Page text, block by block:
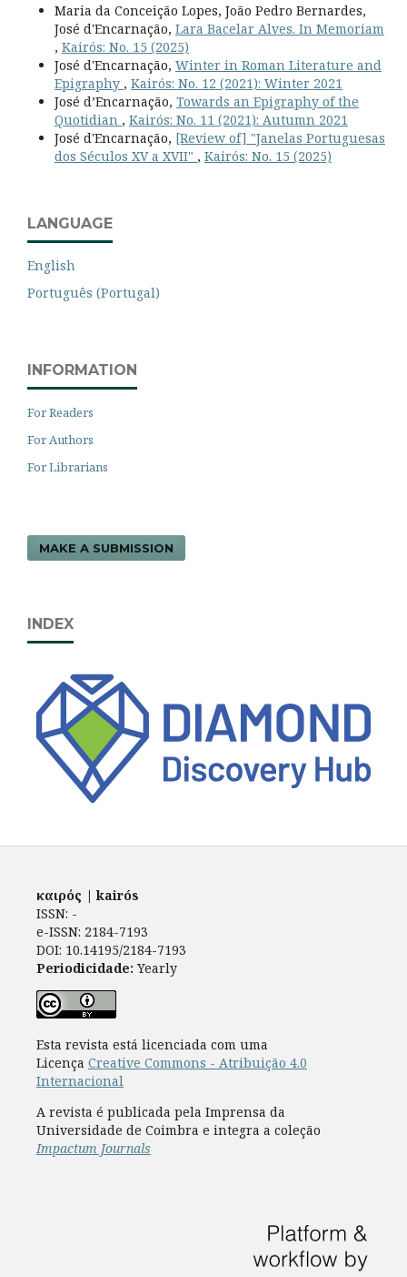
Maria da Conceição Lopes, João Pedro Bernardes,
José d'Encarnação, Lara Bacelar Alves. In Memoriam
, Kairós: No. 15 (2025)
José d'Encarnação, Winter in Roman Literature and
Epigraphy , Kairós: No. 12 (2021): Winter 2021
José d’Encarnação, Towards an Epigraphy of the
Quotidian , Kairós: No. 11 (2021): Autumn 2021
José d'Encarnação, [Review of] "Janelas Portuguesas
dos Séculos XV a XVII" , Kairós: No. 15 (2025)
LANGUAGE
English
Português (Portugal)
INFORMATION
For Readers
For Authors
For Librarians
MAKE A SUBMISSION
INDEX
καιρός | kairós
ISSN: -
e-ISSN: 2184-7193
DOI: 10.14195/2184-7193
Periodicidade: Yearly
Esta revista está licenciada com uma
Licença Creative Commons - Atribuição 4.0
Internacional
A revista é publicada pela Imprensa da
Universidade de Coimbra e integra a coleção
Impactum Journals